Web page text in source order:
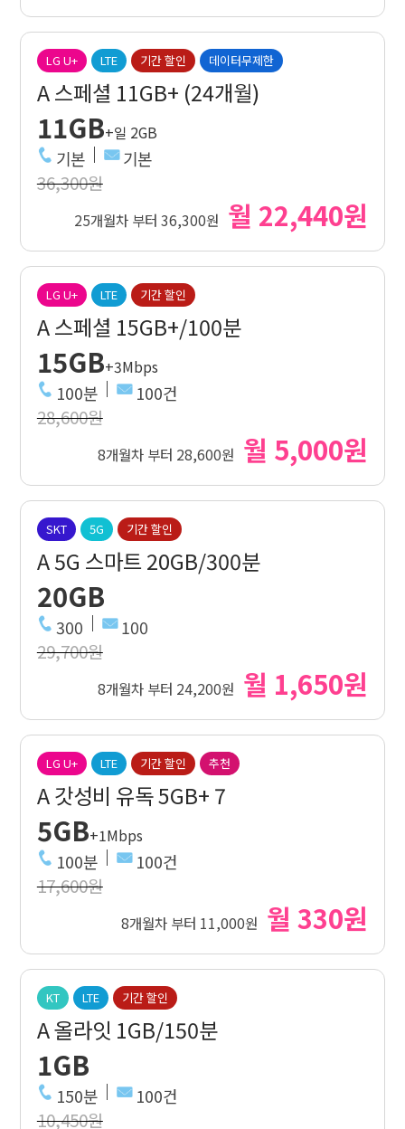
LG U+ LTE 기간 할인 데이터무제한
A 스페셜 11GB+ (24개월)
11GB+일 2GB
기본 기본
36,300원
25개월차 부터 36,300원 월 22,440원
LG U+ LTE 기간 할인
A 스페셜 15GB+/100분
15GB+3Mbps
100분 100건
28,600원
8개월차 부터 28,600원 월 5,000원
SKT 5G 기간 할인
A 5G 스마트 20GB/300분
20GB
300 100
29,700원
8개월차 부터 24,200원 월 1,650원
LG U+ LTE 기간 할인 추천
A 갓성비 유독 5GB+ 7
5GB+1Mbps
100분 100건
17,600원
8개월차 부터 11,000원 월 330원
KT LTE 기간 할인
A 올라잇 1GB/150분
1GB
150분 100건
10,450원